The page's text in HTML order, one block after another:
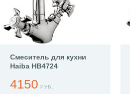
Смеситель для кухни
Haiba HB4724
4150 РУБ.